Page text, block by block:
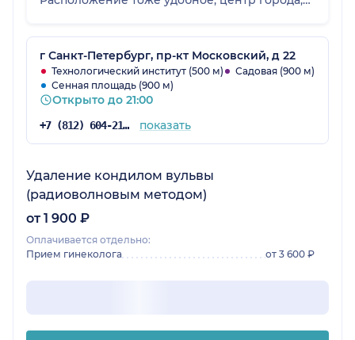
г Санкт-Петербург, пр-кт Московский, д 22
Технологический институт (500 м)
Садовая (900 м)
Сенная площадь (900 м)
Открыто до 21:00
+7 (812) 604-21-68 показать
Удаление кондилом вульвы
(радиоволновым методом)
от 1 900 ₽
Оплачивается отдельно:
Прием гинеколога
от 3 600 ₽